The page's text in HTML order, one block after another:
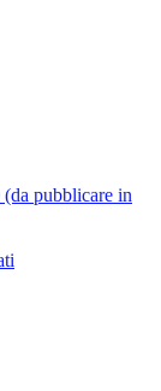
pubblicare in